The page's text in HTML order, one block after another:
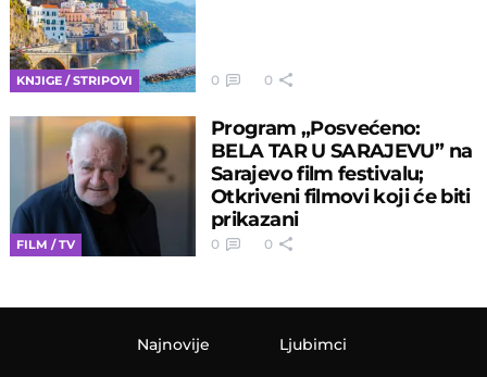
KNJIGE / STRIPOVI 0 0
FILM / TV
Program „Posvećeno:
BELA TAR U SARAJEVU” na
Sarajevo film festivalu;
Otkriveni filmovi koji će biti
prikazani
0 0
Najnovije Ljubimci